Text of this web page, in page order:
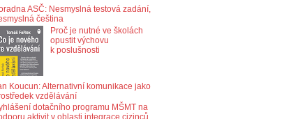
ASČ: Nesmyslná testová zadání,
čeština
Proč je nutné ve školách
opustit výchovu
k poslušnosti
Koucun: Alternativní komunikace jako
vzdělávání
dotačního programu MŠMT na
aktivit v oblasti integrace cizinců